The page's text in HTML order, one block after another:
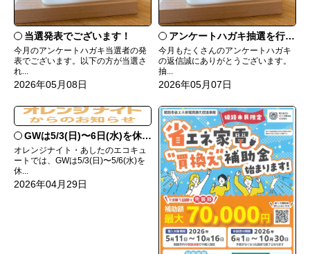
当選発表でございます！
今月のアンケートハガキ当選者の発
表でございます。以下の方が当選さ
れ...
2026年05月08日
アンケートハガキ抽選を行います！
今月もたくさんのアンケートハガキ
の返信誠にありがとうございます。
抽...
2026年05月07日
GWは5/3(日)〜6日(水)を休業させていただきます
オレンジナイト・あしたのエコキュ
ートでは、GWは5/3(日)〜5/6(水)を
休...
2026年04月29日